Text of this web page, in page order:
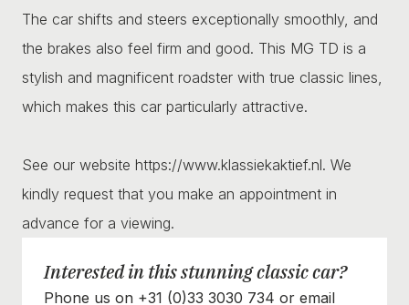
The car shifts and steers exceptionally smoothly, and
the brakes also feel firm and good. This MG TD is a
stylish and magnificent roadster with true classic lines,
which makes this car particularly attractive.
See our website https://www.klassiekaktief.nl. We
kindly request that you make an appointment in
advance for a viewing.
Interested in this stunning classic car?
Phone us on +31 (0)33 3030 734 or email